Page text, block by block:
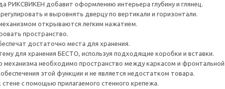
РИКСВИКЕН добавит оформлению интерьера глубину и глянец.
и выровнять дверцу по вертикали и горизонтали.
открываются легким нажатием.
пространство.
достаточно места для хранения.
для хранения БЕСТО, используя подходящие коробки и вставки.
механизма необходимо пространство между каркасом и
этой функции и не является недостатком товара.
с помощью прилагаемого стенного крепежа.